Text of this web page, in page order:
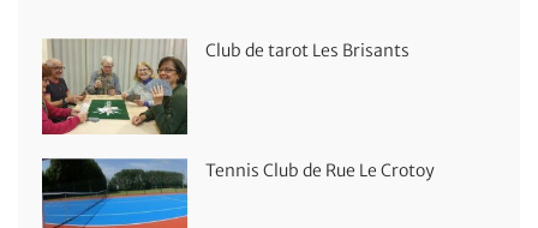
Club de tarot Les Brisants
Tennis Club de Rue Le Crotoy